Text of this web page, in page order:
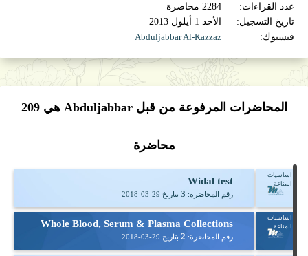
عدد القراءات:
2284 محاضرة
تاريخ التسجيل:
الأحد 1 أيلول 2013
فيسبوك:
Abduljabbar Al-Kazzaz
المحاضرات المرفوعة من قبل Abduljabbar هي 209
محاضرة
اساسيات
المناعة
Widal test
رقم المحاضرة: 3 بتاريخ 2018-03-29
اساسيات
المناعة
Whole Blood, Serum & Plasma Collections
رقم المحاضرة: 2 بتاريخ 2018-03-29